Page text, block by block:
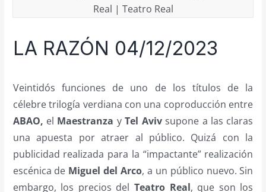
Real | Teatro Real
LA RAZÓN 04/12/2023
Veintidós funciones de uno de los títulos de la
célebre trilogía verdiana con una coproducción entre
ABAO, el Maestranza yTel Avivsupone a las claras
una apuesta por atraer al público. Quizá con la
publicidad realizada para la “impactante” realización
escénica de Miguel del Arco, a un público nuevo. Sin
embargo, los precios del Teatro Real, que son los